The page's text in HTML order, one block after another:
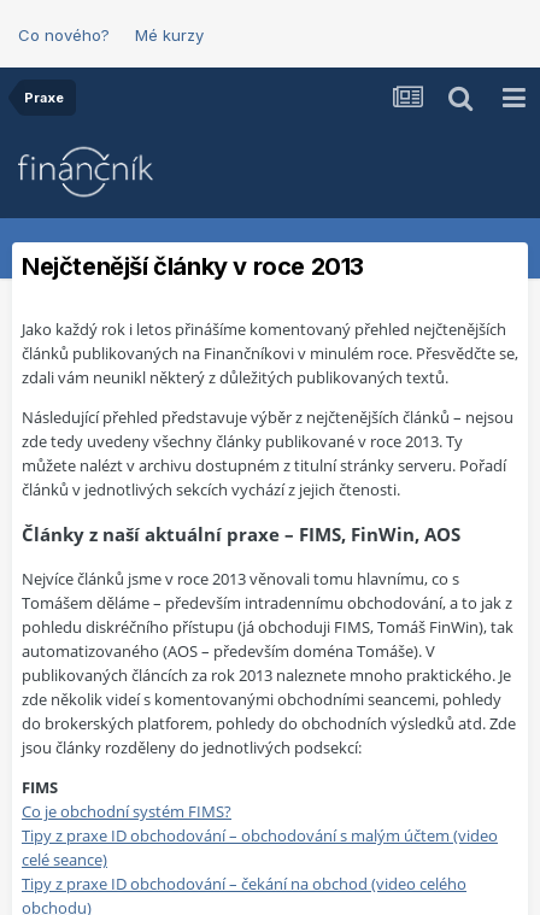
Co nového? Mé kurzy
Praxe
Nejčtenější články v roce 2013
Jako každý rok i letos přinášíme komentovaný přehled nejčtenějších
článků publikovaných na Finančníkovi v minulém roce. Přesvědčte se,
zdali vám neunikl některý z důležitých publikovaných textů.
Následující přehled představuje výběr z nejčtenějších článků – nejsou
zde tedy uvedeny všechny články publikované v roce 2013. Ty
můžete nalézt v archivu dostupném z titulní stránky serveru. Pořadí
článků v jednotlivých sekcích vychází z jejich čtenosti.
Články z naší aktuální praxe – FIMS, FinWin, AOS
Nejvíce článků jsme v roce 2013 věnovali tomu hlavnímu, co s
Tomášem děláme – především intradennímu obchodování, a to jak z
pohledu diskréčního přístupu (já obchoduji FIMS, Tomáš FinWin), tak
automatizovaného (AOS – především doména Tomáše). V
publikovaných článcích za rok 2013 naleznete mnoho praktického. Je
zde několik videí s komentovanými obchodními seancemi, pohledy
do brokerských platforem, pohledy do obchodních výsledků atd. Zde
jsou články rozděleny do jednotlivých podsekcí:
FIMS
Co je obchodní systém FIMS?
Tipy z praxe ID obchodování – obchodování s malým účtem (video
celé seance)
Tipy z praxe ID obchodování – čekání na obchod (video celého
obchodu)